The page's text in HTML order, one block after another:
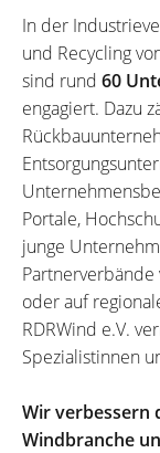
In der
und Recycling
sind rund 60
engagiert. Dazu
Portale,
junge
oder auf
RDRWind e.V.
Spezialistinnen
Wir verbessern
Windbranche